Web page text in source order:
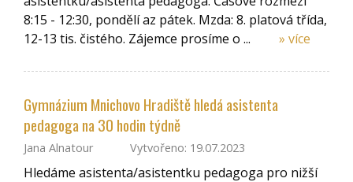
8:15 - 12:30, pondělí az pátek. Mzda: 8. platová třída,
12-13 tis. čistého. Zájemce prosíme o ...
» více
Gymnázium Mnichovo Hradiště hledá asistenta
pedagoga na 30 hodin týdně
Jana Alnatour Vytvořeno: 19.07.2023
Hledáme asistenta/asistentku pedagoga pro nižší